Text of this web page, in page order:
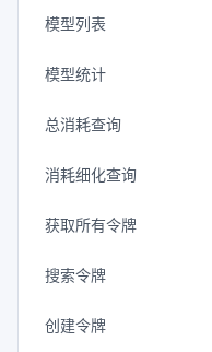
模型列表
模型统计
总消耗查询
消耗细化查询
获取所有令牌
搜索令牌
创建令牌